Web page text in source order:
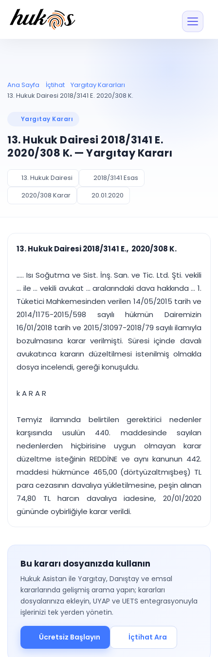
Entegrasyonu
UYAP ile otomatik
UYAP Evrak
Entegrasyonu
UETS Entegrasyonu
Tebligatları anında
Müvekkil ve taraf
Vekalet
PLANLAMA & TAKİP
Pano ve Takip
Duruşma ve görev
takvimi
Bildirim
Süreleri asla kaçırmayın
takibi
rapor
Tek panelde uçtan uca yönetim
UYAP & UETS entegrasyonundan finansa, hepsi bir arada.
Tüm özellikleri inceleyin Ücretsiz Başlayın
Blog
Ücretsiz Başlayın Giriş Yap
Ana Sayfa İçtihat
Yargıtay Kararları
13. Hukuk Dairesi 2018/3141 E. 2020/308 K.
Yargıtay Kararı
13. Hukuk Dairesi 2018/3141 E.
2020/308 K. — Yargıtay Kararı
13. Hukuk Dairesi
2018/3141 Esas
2020/308 Karar
20.01.2020
13. Hukuk Dairesi 2018/3141 E., 2020/308 K.
..... Isı Soğutma ve Sist. İnş. San. ve Tic. Ltd. Şti. vekili
... ile ... vekili avukat ... aralarındaki dava hakkında ... 1.
Tüketici Mahkemesinden verilen 14/05/2015 tarih ve
2014/1175-2015/598 sayılı hükmün Dairemizin
16/01/2018 tarih ve 2015/31097-2018/79 sayılı ilamıyla
bozulmasına karar verilmişti. Süresi içinde davalı
avukatınca kararın düzeltilmesi istenilmiş olmakla
dosya incelendi, gereği konuşuldu.
k A R A R
Temyiz ilamında belirtilen gerektirici nedenler
karşısında usulün 440. maddesinde sayılan
nedenlerden hiçbirisine uygun olmayan karar
düzeltme isteğinin REDDİNE ve aynı kanunun 442.
maddesi hükmünce 465,00 (dörtyüzaltmışbeş) TL
para cezasının davalıya yükletilmesine, peşin alınan
74,80 TL harcın davalıya iadesine, 20/01/2020
gününde oybirliğiyle karar verildi.
Bu kararı dosyanızda kullanın
Hukuk Asistan ile Yargıtay, Danıştay ve emsal
kararlarında gelişmiş arama yapın; kararları
dosyalarınıza ekleyin, UYAP ve UETS entegrasyonuyla
işlerinizi tek yerden yönetin.
Ücretsiz Başlayın İçtihat Ara